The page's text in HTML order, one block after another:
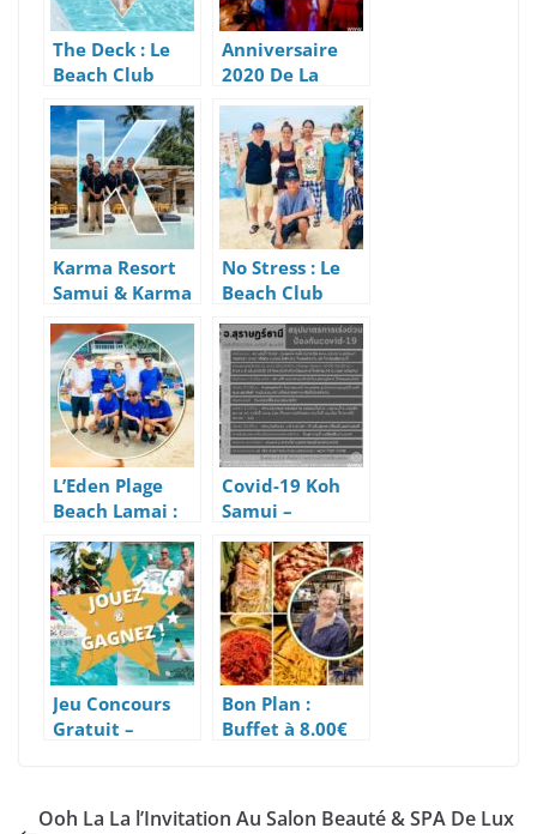
The Deck : Le
Beach Club
Tendance Et
Chic à Koh
Samui
Anniversaire
2020 De La
Bohemia À
Lamai Beach
Karma Resort
Samui & Karma
Beach: Villas
Chics et Beach
Club
No Stress : Le
Beach Club
Familial Avec
Petits-
déjeuners à 160
Bahts (4 Euros)
L’Eden Plage
Beach Lamai :
Un Agréable
Beach Club
Franco-Thaï
Covid-19 Koh
Samui –
Mesures
Urgentes Du 4
Janvier 2021
Jeu Concours
Gratuit –
Flottant
Bon Plan :
Buffet à 8.00€
Ooh La La l’Invitation Au Salon Beauté & SPA De Lux